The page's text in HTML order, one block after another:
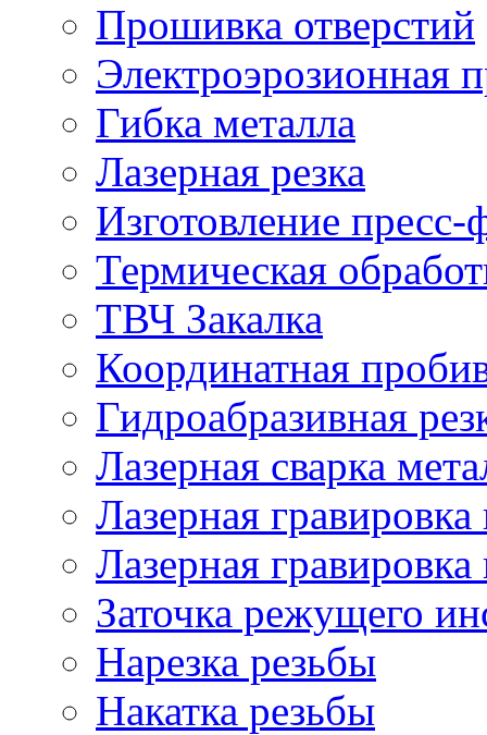
Прошивка отверстий
Электроэрозионная
Гибка металла
Лазерная резка
Изготовление
Термическая
ТВЧ Закалка
Координатная
Гидроабразивная
Лазерная сварка
Лазерная гравировка
Лазерная
Заточка режущего
Нарезка резьбы
Накатка резьбы